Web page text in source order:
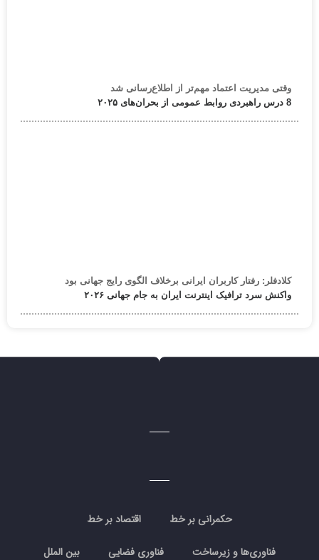
وقتی مدیریت اعتماد مهم‌تر از اطلاع‌رسانی شد
8 درس راهبردی روابط عمومی از بحران‌های ۲۰۲۵
کلادفلر: رفتار کاربران ایرانی برخلاف الگوی رایج جهانی بود
واکنش سرد ترافیک اینترنت ایران به جام جهانی ۲۰۲۶
حکمرانی بر خط اقتصاد بر خط
فناوری‌ها و زیرساخت فناوری فضایی بین الملل